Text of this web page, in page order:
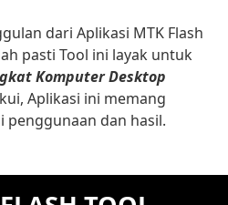
dari Aplikasi MTK Flash
pasti Tool ini layak untuk
Komputer Desktop
Aplikasi ini memang
penggunaan dan hasil.